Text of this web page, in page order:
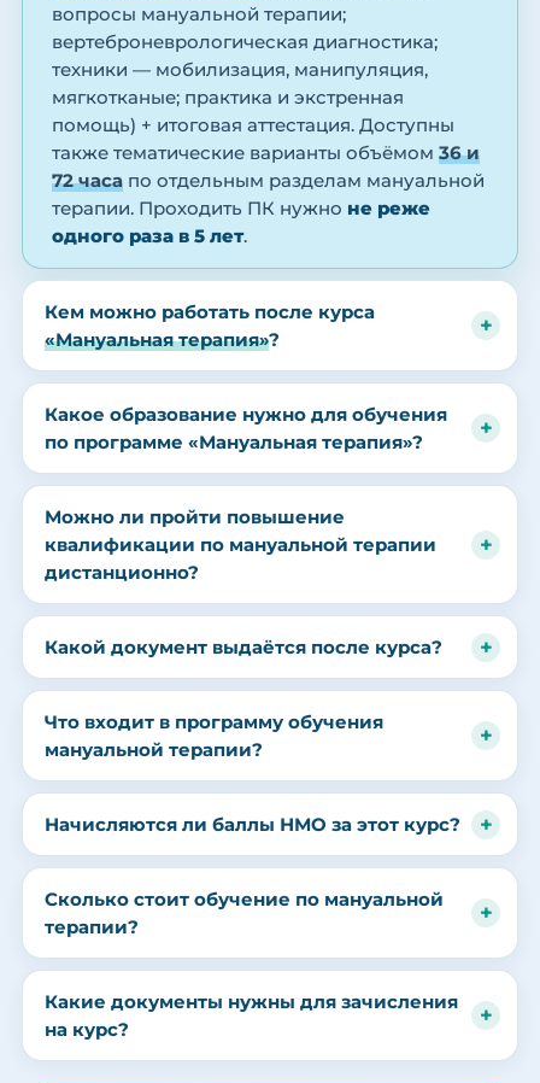
вопросы мануальной терапии;
вертеброневрологическая диагностика;
техники — мобилизация, манипуляция,
мягкотканые; практика и экстренная
помощь) + итоговая аттестация. Доступны
также тематические варианты объёмом 36 и
72 часа по отдельным разделам мануальной
терапии. Проходить ПК нужно не реже
одного раза в 5 лет.
Кем можно работать после курса
«Мануальная терапия»?
Какое образование нужно для обучения
по программе «Мануальная терапия»?
Можно ли пройти повышение
квалификации по мануальной терапии
дистанционно?
Какой документ выдаётся после курса?
Что входит в программу обучения
мануальной терапии?
Начисляются ли баллы НМО за этот курс?
Сколько стоит обучение по мануальной
терапии?
Какие документы нужны для зачисления
на курс?